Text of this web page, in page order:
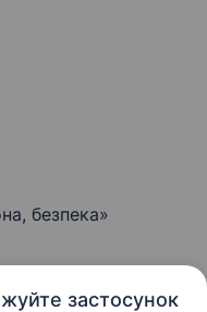
застосунок
безпека»